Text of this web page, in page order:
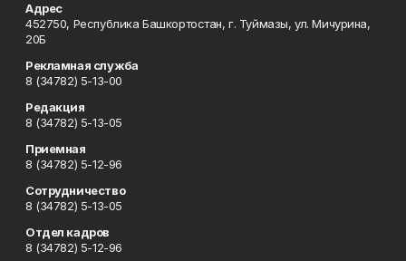
Адрес
452750, Республика Башкортостан, г. Туймазы, ул. Мичурина,
20Б
Рекламная служба
8 (34782) 5-13-00
Редакция
8 (34782) 5-13-05
Приемная
8 (34782) 5-12-96
Сотрудничество
8 (34782) 5-13-05
Отдел кадров
8 (34782) 5-12-96